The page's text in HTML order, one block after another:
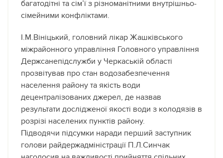
багатодітні та сім’ї з різноманітними внутрішньо-
сімейними конфліктами.
І.М.Вініцький, головний лікар Жашківського
міжрайонного управління Головного управління
Держсанепідслужби у Черкаській області
прозвітував про стан водозабезпечення
населення району та якість води
децентралізованих джерел, де назвав
результати дослідженої якості води з колодязів в
розрізі населених пунктів району.
Підводячи підсумки наради перший заступник
голови райдержадміністрації П.Л.Синчак